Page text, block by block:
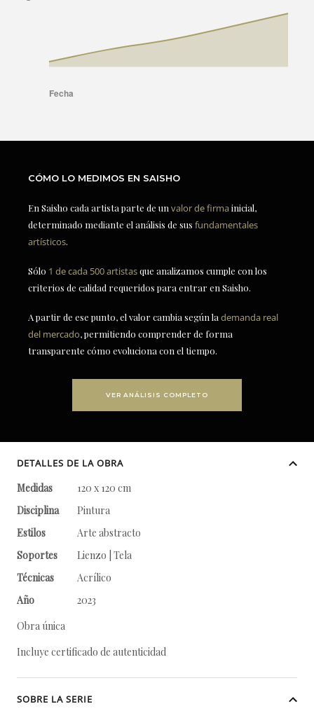
CÓMO LO MEDIMOS EN SAISHO
En Saisho cada artista parte de un valor de firmainicial,
determinado mediante el análisis de sus fundamentales
artísticos.
Sólo 1 de cada 500 artistasque analizamos cumple con los
criterios de calidad requeridos para entrar en Saisho.
A partir de ese punto, el valor cambia según la demanda real
del mercado, permitiendo comprender de forma
transparente cómo evoluciona con el tiempo.
VER ANÁLISIS COMPLETO
DETALLES DE LA OBRA
Medidas
120 x 120 cm
Disciplina
Pintura
Estilos
Arte abstracto
Soportes
Lienzo | Tela
Técnicas
Acrílico
Año
2023
Obra única
Incluye certificado de autenticidad
SOBRE LA SERIE